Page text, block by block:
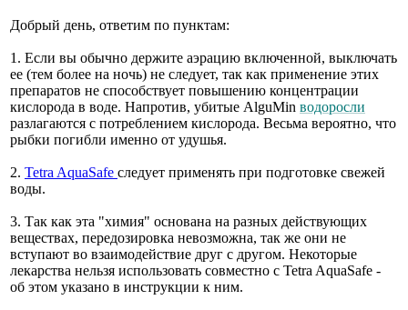
Добрый день, ответим по пунктам:
1. Если вы обычно держите аэрацию включенной, выключать
ее (тем более на ночь) не следует, так как применение этих
препаратов не способствует повышению концентрации
кислорода в воде. Напротив, убитые AlguMin водоросли
разлагаются с потреблением кислорода. Весьма вероятно, что
рыбки погибли именно от удушья.
2. Tetra AquaSafe следует применять при подготовке свежей
воды.
3. Так как эта "химия" основана на разных действующих
веществах, передозировка невозможна, так же они не
вступают во взаимодействие друг с другом. Некоторые
лекарства нельзя использовать совместно с Tetra AquaSafe -
об этом указано в инструкции к ним.